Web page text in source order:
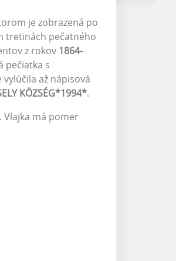
je zobrazená po
tretinách pečatného
z rokov 1864-
pečiatka s
až nápisová
KÖZSÉG*1994*.
má pomer